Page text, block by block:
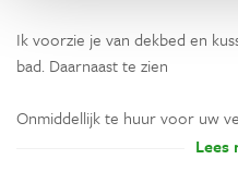
Ik voorzie je van dekbed en
bad. Daarnaast te zien
Onmiddellijk te huur voor uw
Lees